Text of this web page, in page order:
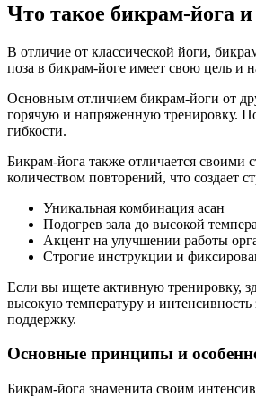
Что такое бикрам-йога и
В отличие от классической йоги,
поза в бикрам-йоге имеет свою цель и
Основным отличием бикрам-йоги от
горячую и напряженную тренировку.
гибкости.
Бикрам-йога также отличается своими
количеством повторений, что создает
Уникальная комбинация асан
Подогрев зала до высокой
Акцент на улучшении работы
Строгие инструкции и
Если вы ищете активную тренировку,
высокую температуру и интенсивность
поддержку.
Основные принципы и
Бикрам-йога знаменита своим